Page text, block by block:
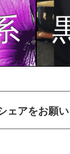
ェアをお願